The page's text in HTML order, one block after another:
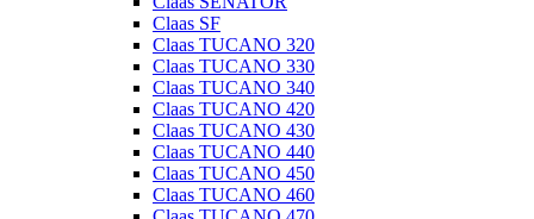
Claas SF
Claas TUCANO 320
Claas TUCANO 330
Claas TUCANO 340
Claas TUCANO 420
Claas TUCANO 430
Claas TUCANO 440
Claas TUCANO 450
Claas TUCANO 460